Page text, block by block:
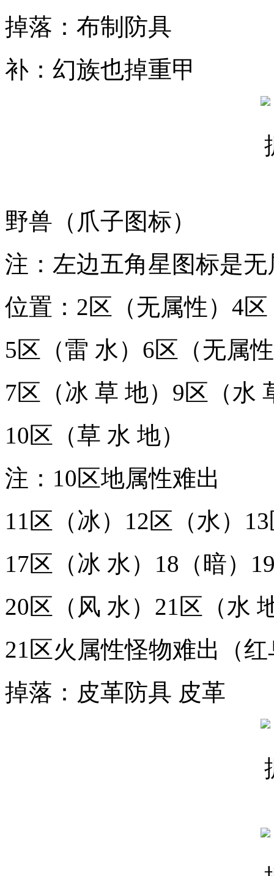
掉落：布制防具
补：幻族也掉重甲
野兽（爪子图标）
注：左边五角星图标是无
位置：2区（无属性）4
5区（雷 水）6区（无属
7区（冰 草 地）9区（水
10区（草 水 地）
注：10区地属性难出
11区（冰）12区（水）
17区（冰 水）18（暗）
20区（风 水）21区（水
21区火属性怪物难出（
掉落：皮革防具 皮革